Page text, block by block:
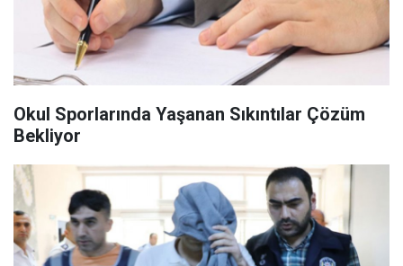
Okul Sporlarında Yaşanan Sıkıntılar Çözüm
Bekliyor